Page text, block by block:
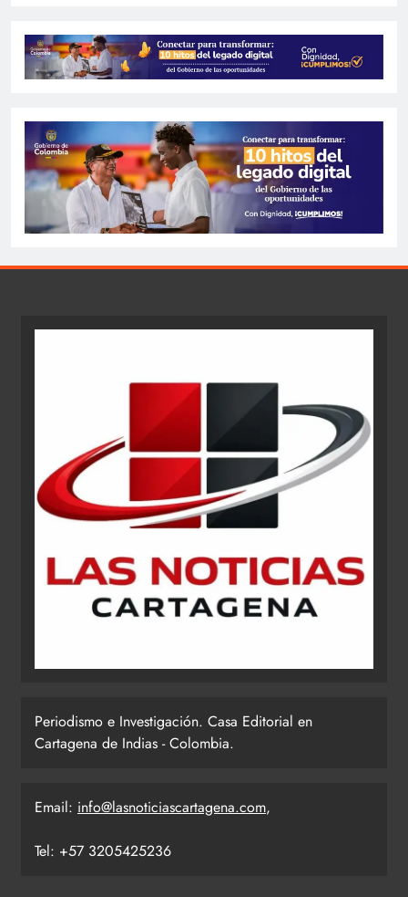
Periodismo e Investigación. Casa Editorial en
Cartagena de Indias - Colombia.
Email: info@lasnoticiascartagena.com,
Tel: +57 3205425236